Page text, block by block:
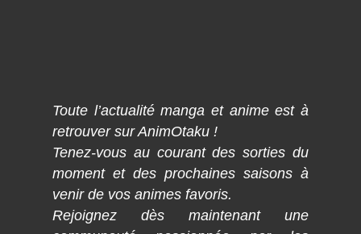
Toute l’actualité manga et anime est à
retrouver sur AnimOtaku !
Tenez-vous au courant des sorties du
moment et des prochaines saisons à
venir de vos animes favoris.
Rejoignez dès maintenant une